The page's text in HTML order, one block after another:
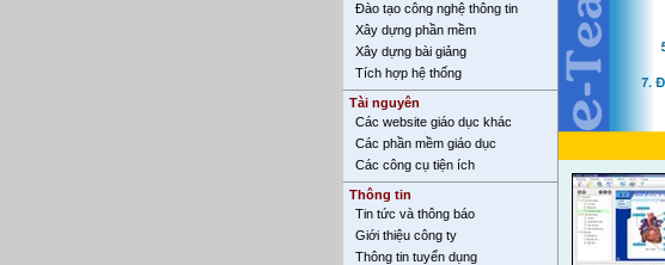
Đào tạo công nghệ thông tin
Xây dựng phần mềm
Xây dựng bài giảng
Tích hợp hệ thống
Tài nguyên
Các website giáo dục khác
Các phần mềm giáo dục
Các công cụ tiện ích
Thông tin
Tin tức và thông báo
Giới thiệu công ty
Thông tin tuyển dụng